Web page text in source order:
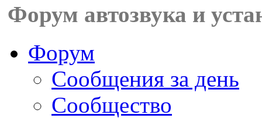
Форум автозвука и
Форум
Сообщения за день
Сообщество